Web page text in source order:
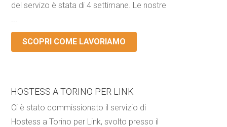
del servizo è stata di 4 settimane. Le nostre
...
SCOPRI COME LAVORIAMO
HOSTESS A TORINO PER LINK
Ci è stato commissionato il servizio di
Hostess a Torino per Link, svolto presso il